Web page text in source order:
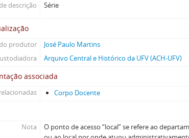
descrição
Série
produtor
José Paulo Martins
Arquivo Central e Histórico da UFV (ACH-UFV)
associada
Corpo Docente
Nota
O ponto de acesso “local” se refere ao